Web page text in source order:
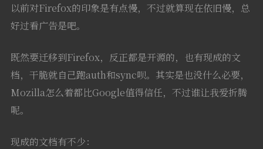
以前对Firefox的印象是有点慢，不过就算现在依旧慢，总
好过看广告是吧。
既然要迁移到Firefox，反正都是开源的，也有现成的文
档，干脆就自己跑auth和sync呗。其实是也没什么必要，
Mozilla怎么着都比Google值得信任，不过谁让我爱折腾
呢。
现成的文档有不少：